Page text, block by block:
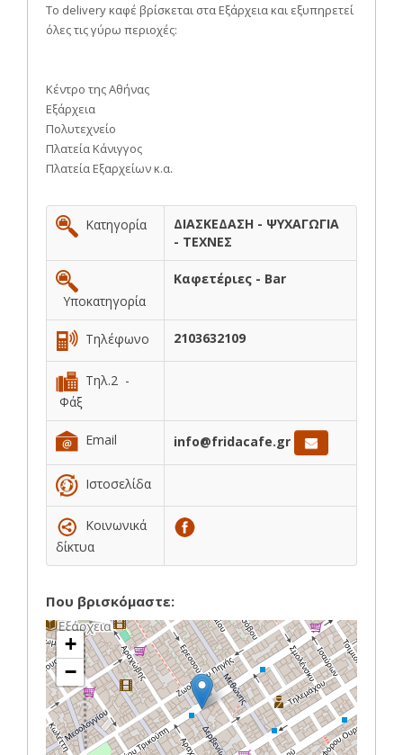
Το delivery καφέ βρίσκεται στα Εξάρχεια και εξυπηρετεί
όλες τις γύρω περιοχές:
Κέντρο της Αθήνας
Εξάρχεια
Πολυτεχνείο
Πλατεία Κάνιγγος
Πλατεία Εξαρχείων κ.α.
Κατηγορία
ΔΙΑΣΚΕΔΑΣΗ - ΨΥΧΑΓΩΓΙΑ
- ΤΕΧΝΕΣ
Υποκατηγορία
Καφετέριες - Bar
Τηλέφωνο 2103632109
Τηλ.2 -
Φάξ
Email info@fridacafe.gr
Ιστοσελίδα
Κοινωνικά
δίκτυα
Που βρισκόμαστε:
+
−